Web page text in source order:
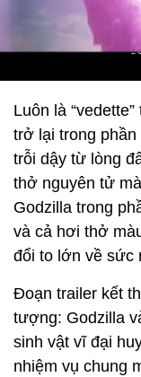
Luôn là
trở lại trong
trỗi dậy từ lòng
thở nguyên tử
Godzilla trong
và cả hơi thở
đổi to lớn về sức
Đoạn trailer kết
tượng: Godzilla
sinh vật vĩ đại
nhiệm vụ chung